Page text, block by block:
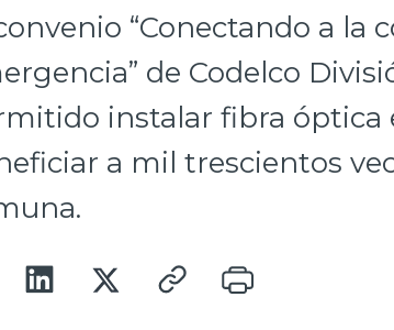
“Conectando a la
de Codelco
instalar fibra óptica
a mil trescientos